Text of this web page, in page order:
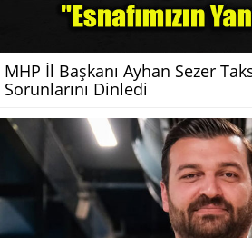
MHP İl Başkanı Ayhan Sezer
Sorunlarını Dinledi